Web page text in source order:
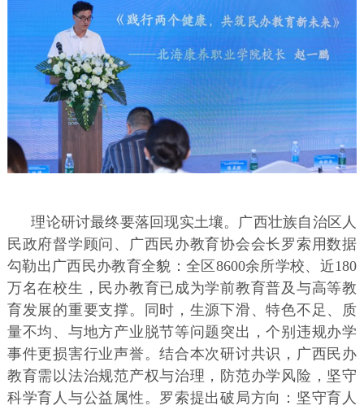
理论研讨最终要落回现实土壤。广西壮族自治区人
民政府督学顾问、广西民办教育协会会长罗索用数据
勾勒出广西民办教育全貌：全区8600余所学校、近180
万名在校生，民办教育已成为学前教育普及与高等教
育发展的重要支撑。同时，生源下滑、特色不足、质
量不均、与地方产业脱节等问题突出，个别违规办学
事件更损害行业声誉。结合本次研讨共识，广西民办
教育需以法治规范产权与治理，防范办学风险，坚守
科学育人与公益属性。罗索提出破局方向：坚守育人